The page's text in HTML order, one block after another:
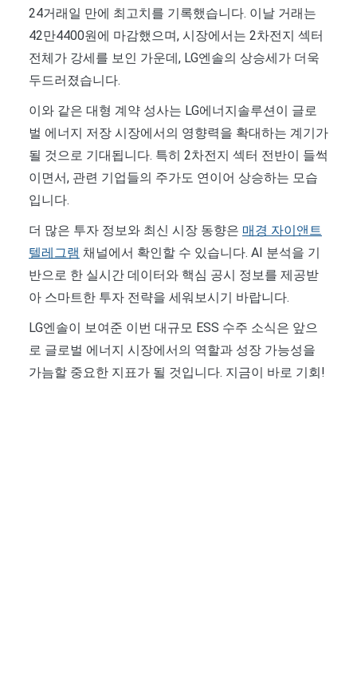
24거래일 만에 최고치를 기록했습니다. 이날 거래는
42만4400원에 마감했으며, 시장에서는 2차전지 섹터
전체가 강세를 보인 가운데, LG엔솔의 상승세가 더욱
두드러졌습니다.
이와 같은 대형 계약 성사는 LG에너지솔루션이 글로
벌 에너지 저장 시장에서의 영향력을 확대하는 계기가
될 것으로 기대됩니다. 특히 2차전지 섹터 전반이 들썩
이면서, 관련 기업들의 주가도 연이어 상승하는 모습
입니다.
더 많은 투자 정보와 최신 시장 동향은 매경 자이앤트
텔레그램 채널에서 확인할 수 있습니다. AI 분석을 기
반으로 한 실시간 데이터와 핵심 공시 정보를 제공받
아 스마트한 투자 전략을 세워보시기 바랍니다.
LG엔솔이 보여준 이번 대규모 ESS 수주 소식은 앞으
로 글로벌 에너지 시장에서의 역할과 성장 가능성을
가늠할 중요한 지표가 될 것입니다. 지금이 바로 기회!